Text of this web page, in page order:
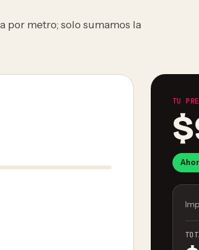
por metro; solo sumamos la
TU